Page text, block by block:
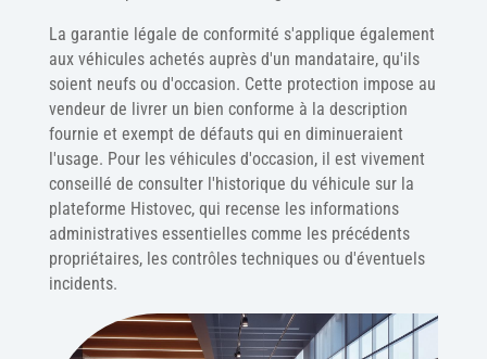
La garantie légale de conformité s'applique également
aux véhicules achetés auprès d'un mandataire, qu'ils
soient neufs ou d'occasion. Cette protection impose au
vendeur de livrer un bien conforme à la description
fournie et exempt de défauts qui en diminueraient
l'usage. Pour les véhicules d'occasion, il est vivement
conseillé de consulter l'historique du véhicule sur la
plateforme Histovec, qui recense les informations
administratives essentielles comme les précédents
propriétaires, les contrôles techniques ou d'éventuels
incidents.